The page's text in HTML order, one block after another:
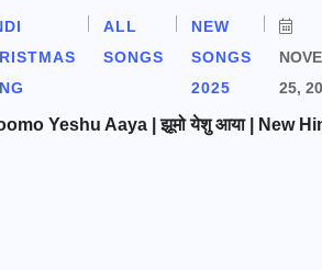
ALL
SONGS
NEW
SONGS
2025
25,
Yeshu Aaya | झूमो येशु आया | New